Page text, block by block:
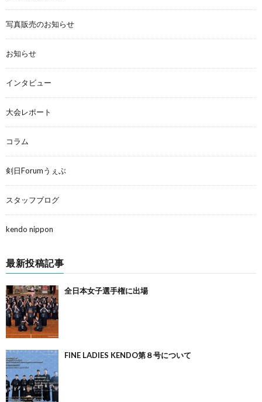
写真販売のお知らせ
お知らせ
インタビュー
大会レポート
コラム
剣日Forumうぇぶ
スタッフブログ
kendo nippon
最新投稿記事
全日本女子選手権に出場
FINE LADIES KENDO第８号について